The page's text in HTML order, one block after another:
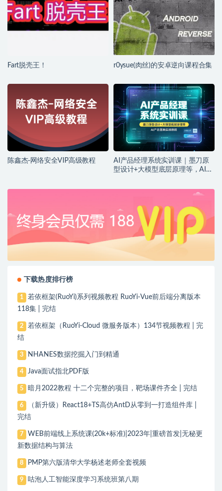
Fart脱壳王！ r0ysue(肉丝)的安卓逆向课程合集
陈鑫杰-网络安全VIP高级教程
AI产品经理系统实训课｜墨刀原
型设计+大模型底层原理等，AI产
下载热度排行榜
1
若依框架(RuoYi)系列视频教程 RuoYi-Vue前后端分离版本
118集 | 完结
2
若依框架（RuoYi-Cloud 微服务版本）134节视频教程 | 完
结
3 NHANES数据挖掘入门到精通
4 Java面试指北PDF版
5 暗月2022教程 十二个完整的项目，靶场课件齐全 | 完结
6
（新升级）React18+TS高仿AntD从零到一打造组件库 |
完结
7
WEB前端线上系统课(20k+标准)|2023年|重磅首发|无秘更
新数据结构与算法
8 PMP第六版清华大学杨述老师全套视频
9 咕泡人工智能深度学习系统班第八期